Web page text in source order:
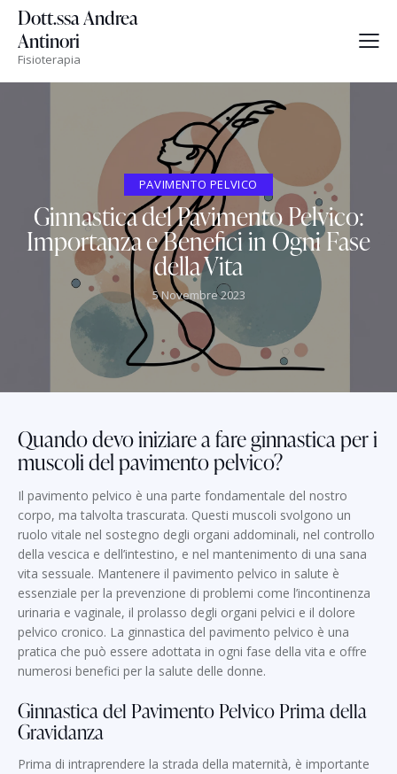
Dott.ssa Andrea
Antinori
Fisioterapia
PAVIMENTO PELVICO
Ginnastica del Pavimento Pelvico:
Importanza e Benefici in Ogni Fase
della Vita
5 Novembre 2023
Quando devo iniziare a fare ginnastica per i
muscoli del pavimento pelvico?
Il pavimento pelvico è una parte fondamentale del nostro
corpo, ma talvolta trascurata. Questi muscoli svolgono un
ruolo vitale nel sostegno degli organi addominali, nel controllo
della vescica e dell’intestino, e nel mantenimento di una sana
vita sessuale. Mantenere il pavimento pelvico in salute è
essenziale per la prevenzione di problemi come l’incontinenza
urinaria e vaginale, il prolasso degli organi pelvici e il dolore
pelvico cronico. La ginnastica del pavimento pelvico è una
pratica che può essere adottata in ogni fase della vita e offre
numerosi benefici per la salute delle donne.
Ginnastica del Pavimento Pelvico Prima della
Gravidanza
Prima di intraprendere la strada della maternità, è importante